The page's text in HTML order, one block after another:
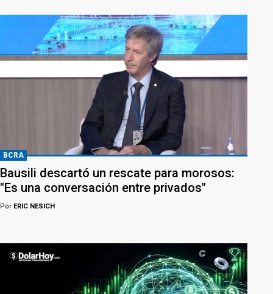
BCRA
Bausili descartó un rescate para morosos:
"Es una conversación entre privados"
Por ERIC NESICH